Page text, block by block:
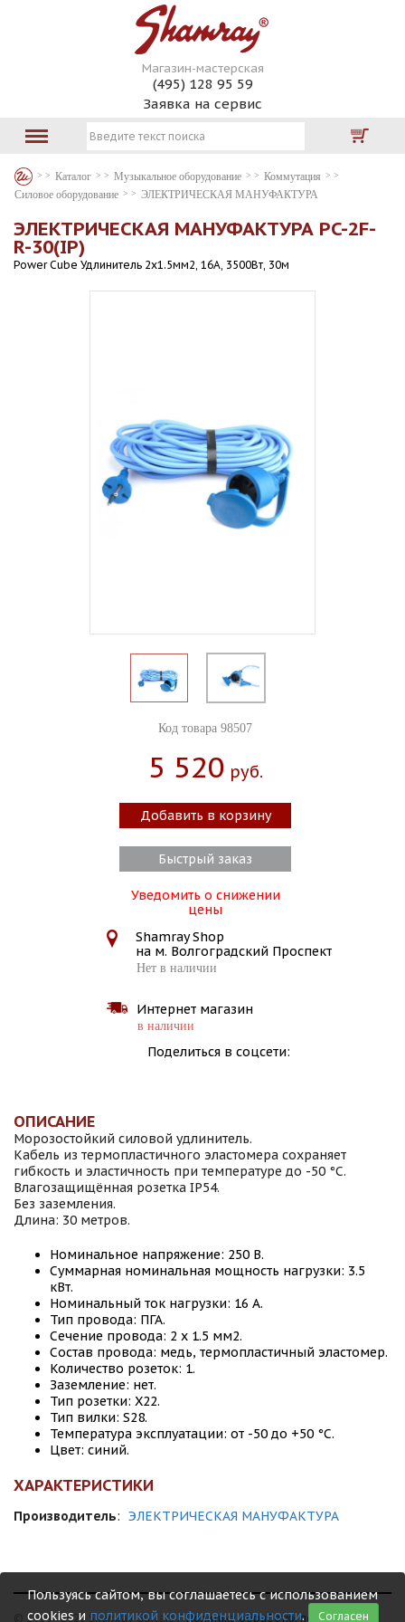
Магазин-мастерская
(495) 128 95 59
Заявка на сервис
Каталог Музыкальное оборудование
Коммутация
Силовое оборудование
ЭЛЕКТРИЧЕСКАЯ МАНУФАКТУРА
ЭЛЕКТРИЧЕСКАЯ МАНУФАКТУРА PC-2F-
R-30(IP)
Power Cube Удлинитель 2х1.5мм2, 16А, 3500Вт, 30м
Код товара 98507
5 520 Руб.
Добавить в корзину
Быстрый заказ
Уведомить о снижении
цены
Shamray Shop
на м. Волгоградский Проспект
Нет в наличии
Интернет магазин
в наличии
Поделиться в соцсети:
ОПИСАНИЕ
Морозостойкий силовой удлинитель.
Кабель из термопластичного эластомера сохраняет
гибкость и эластичность при температуре до -50 °С.
Влагозащищённая розетка IP54.
Без заземления.
Длина: 30 метров.
Номинальное напряжение: 250 B.
Суммарная номинальная мощность нагрузки: 3.5
кВт.
Номинальный ток нагрузки: 16 А.
Тип провода: ПГА.
Сечение провода: 2 х 1.5 мм2.
Состав провода: медь, термопластичный эластомер.
Количество розеток: 1.
Заземление: нет.
Тип розетки: Х22.
Тип вилки: S28.
Температура эксплуатации: от -50 до +50 °С.
Цвет: синий.
ХАРАКТЕРИСТИКИ
Производитель: ЭЛЕКТРИЧЕСКАЯ МАНУФАКТУРА
© 1999 - 2026 Shamray Guitars /Политика обработки персональных
Пользуясь сайтом, вы соглашаетесь с использованием
cookies и политикой конфиденциальности. Согласен